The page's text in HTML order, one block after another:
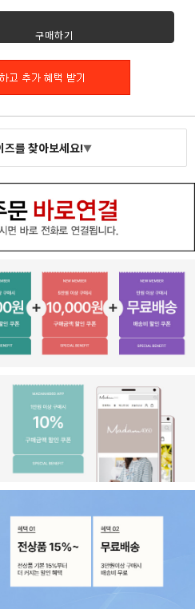
구매하기
즈를 찾아보세요!▼